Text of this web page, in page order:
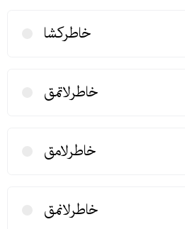
خاطركشا
خاطرلاتمق
خاطرلامق
خاطرلانمق